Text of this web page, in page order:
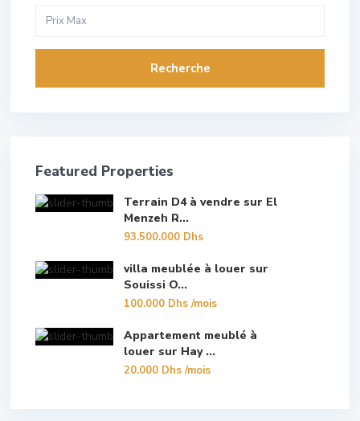
Recherche
Featured Properties
Terrain D4 à vendre sur El
Menzeh R...
93.500.000 Dhs
villa meublée à louer sur
Souissi O...
100.000 Dhs/mois
Appartement meublé à
louer sur Hay ...
20.000 Dhs/mois